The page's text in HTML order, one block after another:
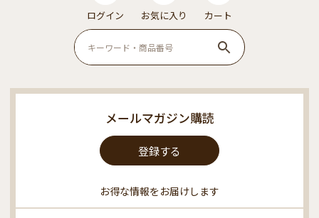
ログイン お気に入り カート
メールマガジン購読
登録する
お得な情報をお届けします